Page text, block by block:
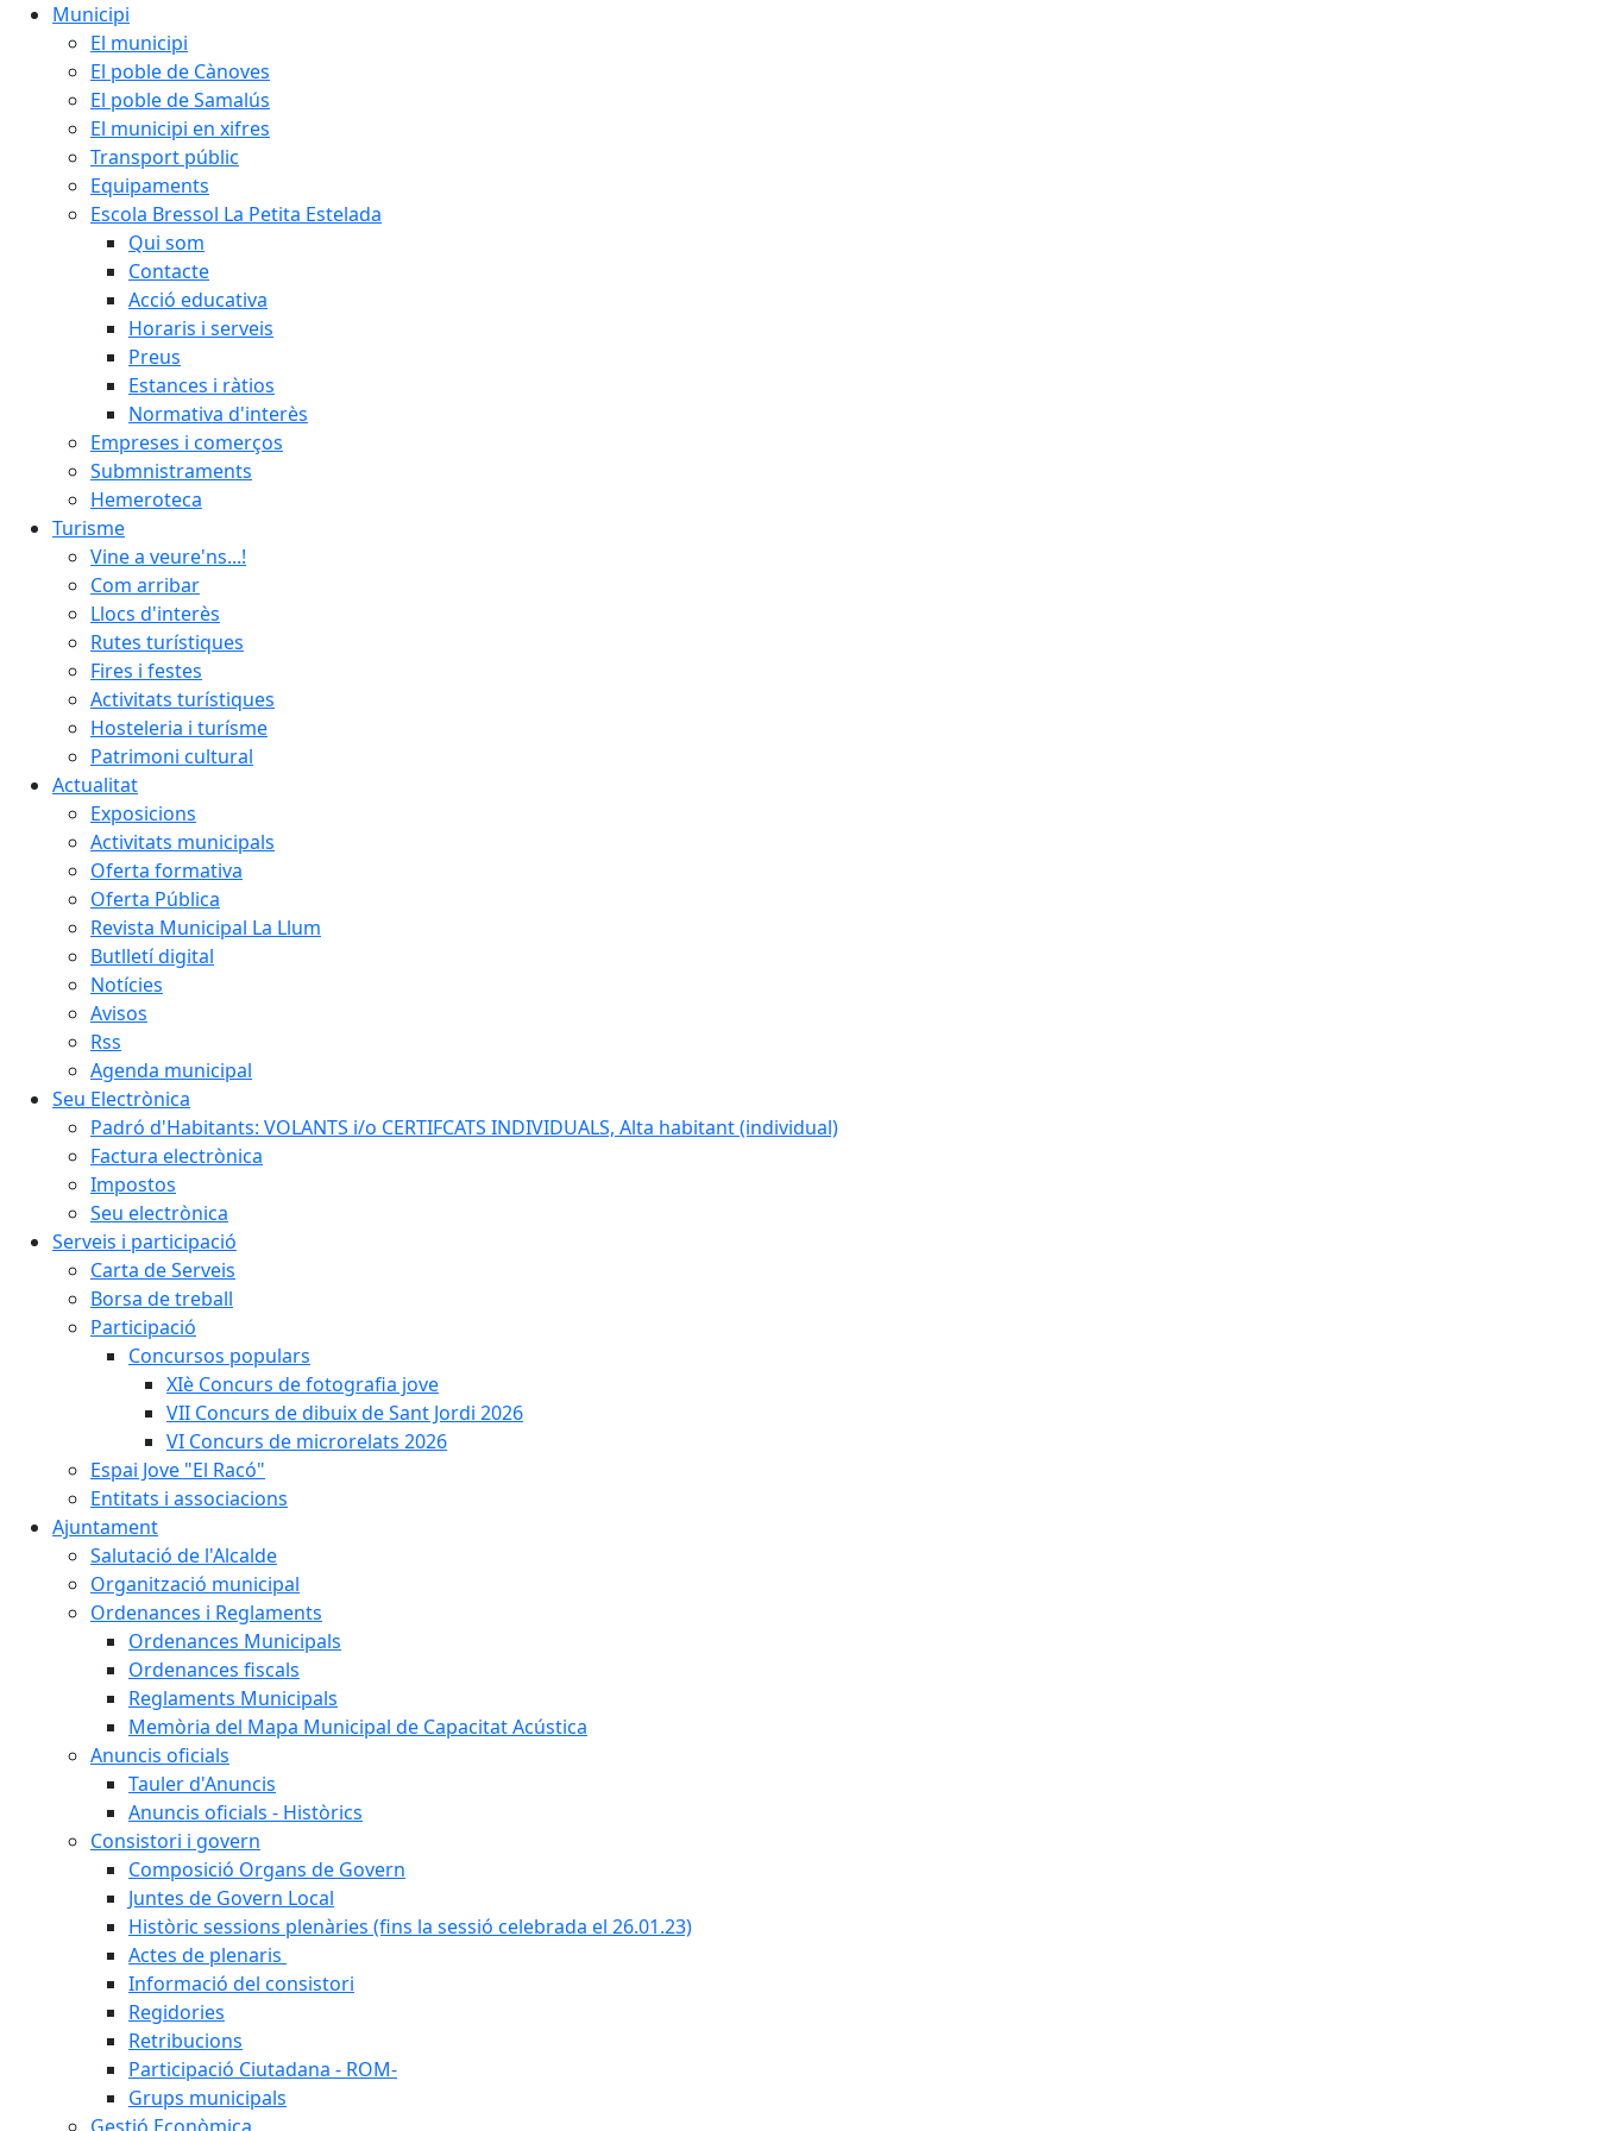
Municipi
El municipi
El poble de Cànoves
El poble de Samalús
El municipi en xifres
Transport públic
Equipaments
Escola Bressol La Petita Estelada
Qui som
Contacte
Acció educativa
Horaris i serveis
Preus
Estances i ràtios
Normativa d'interès
Empreses i comerços
Submnistraments
Hemeroteca
Turisme
Vine a veure'ns...!
Com arribar
Llocs d'interès
Rutes turístiques
Fires i festes
Activitats turístiques
Hosteleria i turísme
Patrimoni cultural
Actualitat
Exposicions
Activitats municipals
Oferta formativa
Oferta Pública
Revista Municipal La Llum
Butlletí digital
Notícies
Avisos
Rss
Agenda municipal
Seu Electrònica
Padró d'Habitants: VOLANTS i/o CERTIFCATS INDIVIDUALS, Alta habitant (individual)
Factura electrònica
Impostos
Seu electrònica
Serveis i participació
Carta de Serveis
Borsa de treball
Participació
Concursos populars
XIè Concurs de fotografia jove
VII Concurs de dibuix de Sant Jordi 2026
VI Concurs de microrelats 2026
Espai Jove "El Racó"
Entitats i associacions
Ajuntament
Salutació de l'Alcalde
Organització municipal
Ordenances i Reglaments
Ordenances Municipals
Ordenances fiscals
Reglaments Municipals
Memòria del Mapa Municipal de Capacitat Acústica
Anuncis oficials
Tauler d'Anuncis
Anuncis oficials - Històrics
Consistori i govern
Composició Organs de Govern
Juntes de Govern Local
Històric sessions plenàries (fins la sessió celebrada el 26.01.23)
Actes de plenaris
Informació del consistori
Regidories
Retribucions
Participació Ciutadana - ROM-
Grups municipals